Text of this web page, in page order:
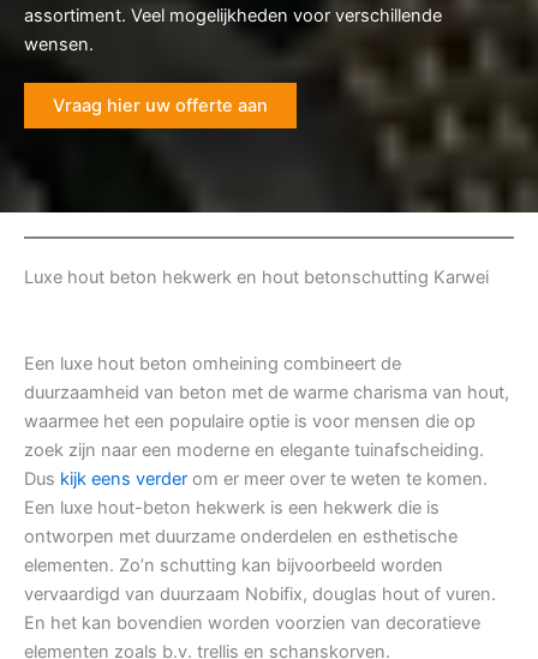
assortiment. Veel mogelijkheden voor verschillende
wensen.
Vraag hier uw offerte aan
Luxe hout beton hekwerk en hout betonschutting Karwei
Een luxe hout beton omheining combineert de
duurzaamheid van beton met de warme charisma van hout,
waarmee het een populaire optie is voor mensen die op
zoek zijn naar een moderne en elegante tuinafscheiding.
Dus kijk eens verder om er meer over te weten te komen.
Een luxe hout-beton hekwerk is een hekwerk die is
ontworpen met duurzame onderdelen en esthetische
elementen. Zo’n schutting kan bijvoorbeeld worden
vervaardigd van duurzaam Nobifix, douglas hout of vuren.
En het kan bovendien worden voorzien van decoratieve
elementen zoals b.v. trellis en schanskorven.